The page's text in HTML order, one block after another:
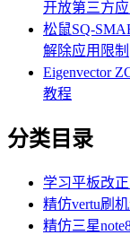
开放第三方
松鼠SQ-
解除应用限制
Eigenvector
教程
分类目录
学习平板改
精仿vertu刷
精仿三星